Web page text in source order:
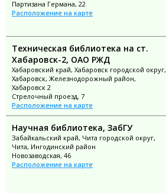
Партизана Германа, 22
Расположение на карте
Техническая библиотека на ст.
Хабаровск-2, ОАО РЖД
Хабаровский край, Хабаровск городской округ,
Хабаровск, Железнодорожный район,
Хабаровск 2
Стрелочный проезд, 7
Расположение на карте
Научная библиотека, ЗабГУ
Забайкальский край, Чита городской округ,
Чита, Ингодинский район
Новозаводская, 46
Расположение на карте